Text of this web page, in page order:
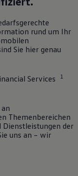
rund um Ihr
Sie hier genau
Services 1
Themenbereichen
Dienstleistungen der
uns an – wir